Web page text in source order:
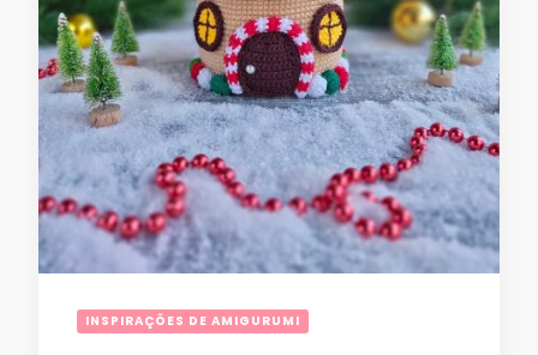
INSPIRAÇÕES DE AMIGURUMI